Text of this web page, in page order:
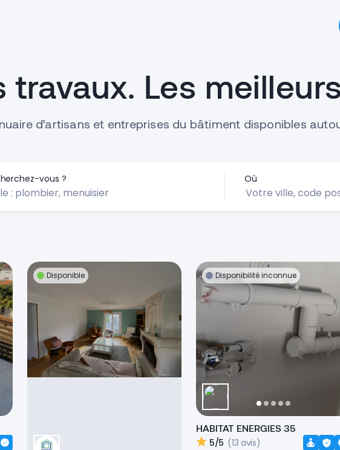
travaux. Les
d’artisans et entreprises du bâtiment disponibles
vous ? Où
Disponible Disponibilité inconnue
HABITAT ENERGIES 35
5/5 (13 avis)